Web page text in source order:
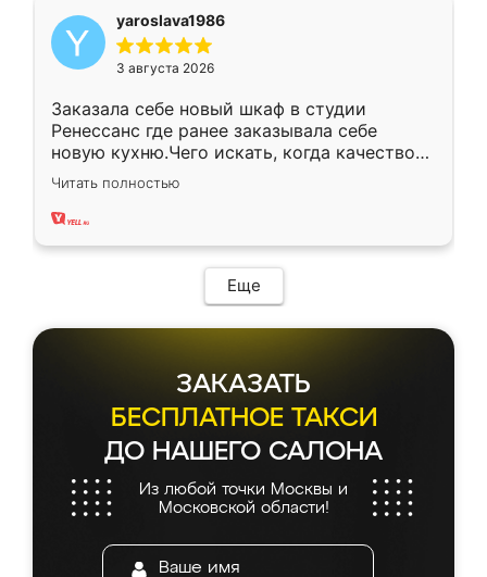
yaroslava1986
3 августа 2026
Заказала себе новый шкаф в студии
Ренессанс где ранее заказывала себе
новую кухню.Чего искать, когда качеством
вполне довольна. Служит кухня уже почти
два года, нареканий нет.
Читать полностью
Еще
ЗАКАЗАТЬ
БЕСПЛАТНОЕ ТАКСИ
ДО НАШЕГО САЛОНА
Из любой точки Москвы и
Московской области!